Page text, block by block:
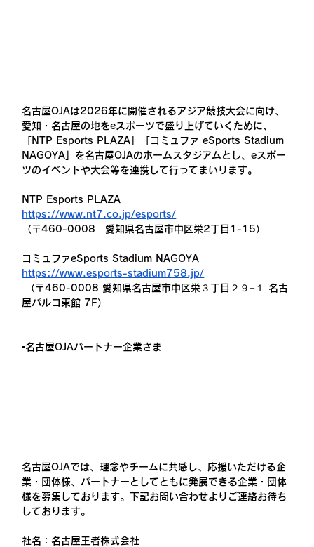
名古屋OJAは2026年に開催されるアジア競技大会に向け、
愛知・名古屋の地をeスポーツで盛り上げていくために、
「NTP Esports PLAZA」「コミュファ eSports Stadium
NAGOYA」を名古屋OJAのホームスタジアムとし、eスポー
ツのイベントや大会等を連携して行ってまいります。
NTP Esports PLAZA
https://www.nt7.co.jp/esports/
（〒460-0008　愛知県名古屋市中区栄2丁目1-15）
コミュファeSports Stadium NAGOYA
https://www.esports-stadium758.jp/
（〒460-0008 愛知県名古屋市中区栄３丁目２９−１ 名古
屋パルコ東館 7F）
▪️名古屋OJAパートナー企業さま
名古屋OJAでは、理念やチームに共感し、応援いただける企
業・団体様、パートナーとしてともに発展できる企業・団体
様を募集しております。下記お問い合わせよりご連絡お待ち
しております。
社名：名古屋王者株式会社